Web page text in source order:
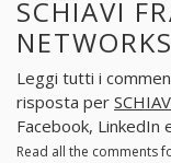
SCHIAVI
NETWORKS
Leggi tutti i
risposta per
Facebook, LinkedIn
Read all the comments